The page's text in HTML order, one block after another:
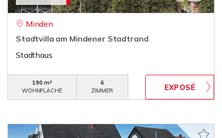
Minden
Stadtvilla am Mindener Stadtrand
Stadthaus
190 m²
WOHNFLÄCHE
6
ZIMMER